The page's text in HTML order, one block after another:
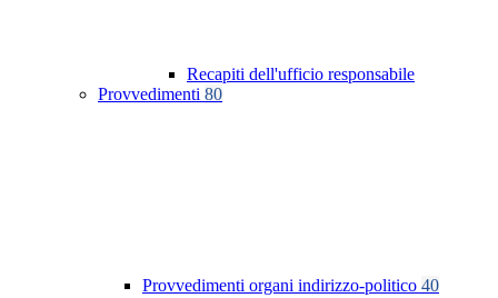
Recapiti dell'ufficio responsabile
Provvedimenti 80
Provvedimenti organi indirizzo-politico 40